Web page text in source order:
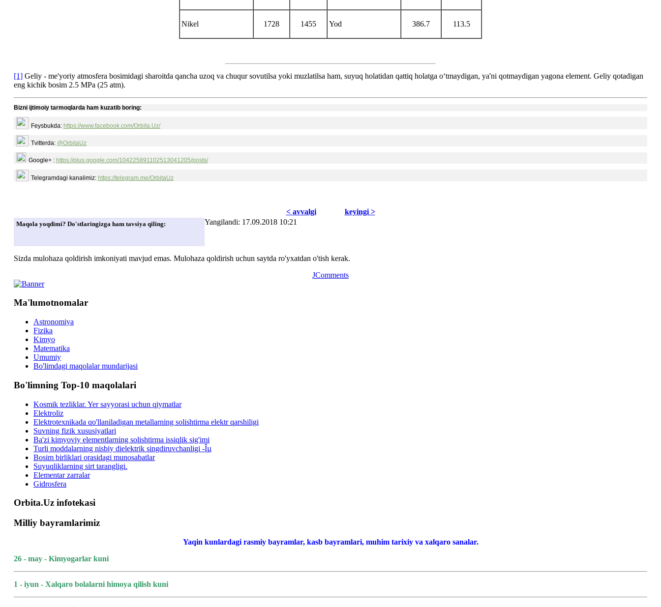
Nikel 1728 1455 Yod 386.7 113.5
[1]Geliy - me'yoriy atmosfera bosimidagi sharoitda qancha uzoq va chuqur sovutilsa yoki muzlatilsa ham, suyuq holatidan qattiq holatga o‘tmaydigan, ya'ni qotmaydigan yagona element. Geliy qotadigan
eng kichik bosim 2.5 MPa (25 atm).
Bizni ijtimoiy tarmoqlarda ham kuzatib boring:
Feysbukda: https://www.facebook.com/Orbita.Uz/
Tvitterda: @OrbitaUz
Google+ : https://plus.google.com/104225891102513041205/posts/
Telegramdagi kanalimiz: https://telegram.me/OrbitaUz
< avvаlgi
kеyingi >
Yangilаndi: 17.09.2018 10:21
Maqola yoqdimi? Do'stlaringizga ham tavsiya qiling:
Sizda mulohaza qoldirish imkoniyati mavjud emas. Mulohaza qoldirish uchun saytda ro'yxatdan o'tish kerak.
JComments
Ma'lumotnomalar
Astronomiya
Fizika
Kimyo
Matematika
Umumiy
Bo'limdagi maqolalar mundarijasi
Bo'limning Top-10 maqolalari
Kosmik tezliklar. Yer sayyorasi uchun qiymatlar
Elektroliz
Elektrotexnikada qo'llaniladigan metallarning solishtirma elektr qarshiligi
Suvning fizik xususiyatlari
Ba'zi kimyoviy elementlarning solishtirma issiqlik sig'imi
Turli moddalarning nisbiy dielektrik singdiruvchanligi -Îµ
Bosim birliklari orasidagi munosabatlar
Suyuqliklarning sirt tarangligi.
Elementar zarralar
Gidrosfera
Orbita.Uz infotekasi
Milliy bayramlarimiz
Yaqin kunlardagi rasmiy bayramlar, kasb bayramlari, muhim tarixiy va xalqaro sanalar.
26 - may - Kimyogarlar kuni
1 - iyun - Xalqaro bolalarni himoya qilish kuni